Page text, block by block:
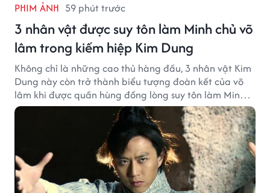
PHIM ẢNH 59 phút trước
3 nhân vật được suy tôn làm Minh chủ võ
lâm trong kiếm hiệp Kim Dung
Không chỉ là những cao thủ hàng đầu, 3 nhân vật Kim
Dung này còn trở thành biểu tượng đoàn kết của võ
lâm khi được quần hùng đồng lòng suy tôn làm Minh
chủ.